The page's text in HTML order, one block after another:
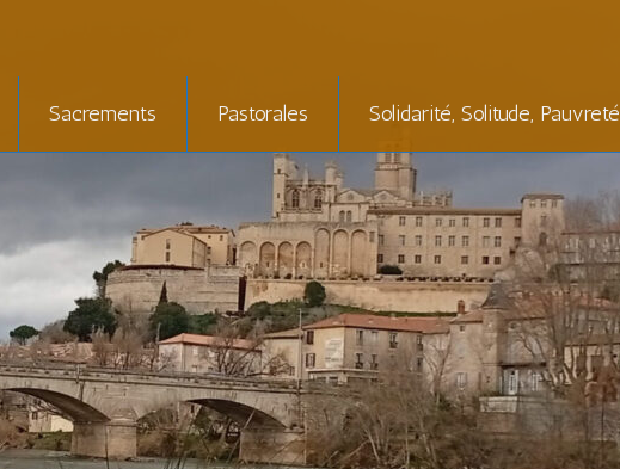
Sacrements Pastorales Solidarité, Solitude, Pauvreté